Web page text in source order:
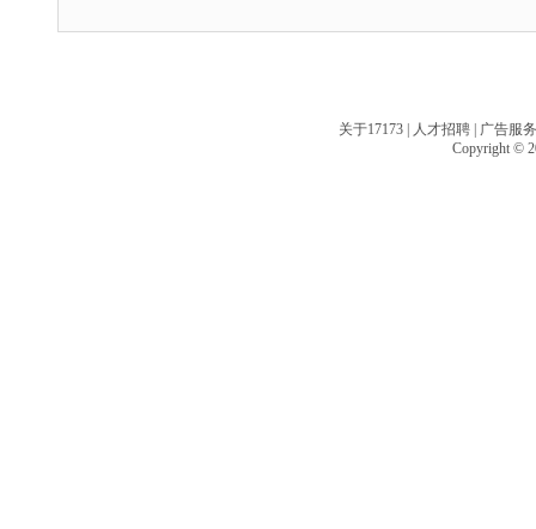
关于17173 | 人才招聘 | 广告服务
Copyright ©